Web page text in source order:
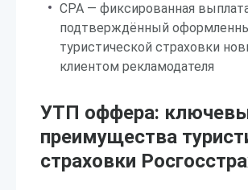
CPA — фиксированная
подтверждённый
туристической страховки
клиентом рекламодателя
УТП оффера:
преимущества
страховки